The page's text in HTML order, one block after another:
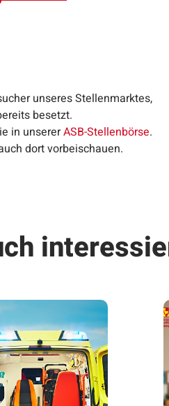
unseres Stellenmarktes,
besetzt.
in unsererASB-Stellenbörse.
dort vorbeischauen.